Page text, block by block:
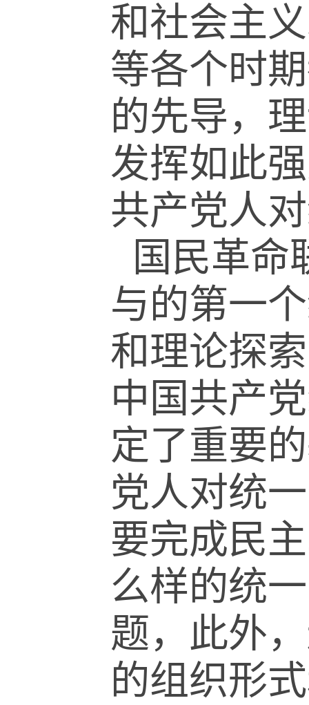
和社会主
等各个时
的先导，
发挥如此
共产党人
国民革命
与的第一
和理论探
中国共产
定了重要
党人对统
要完成民
么样的统
题，此外
的组织形